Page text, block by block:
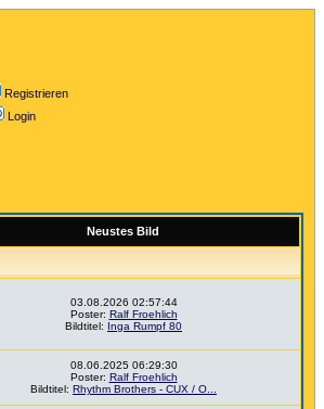
Registrieren
Login
Neustes Bild
03.08.2026 02:57:44
Poster: Ralf Froehlich
Bildtitel: Inga Rumpf 80
08.06.2025 06:29:30
Poster: Ralf Froehlich
Bildtitel: Rhythm Brothers - CUX / O...